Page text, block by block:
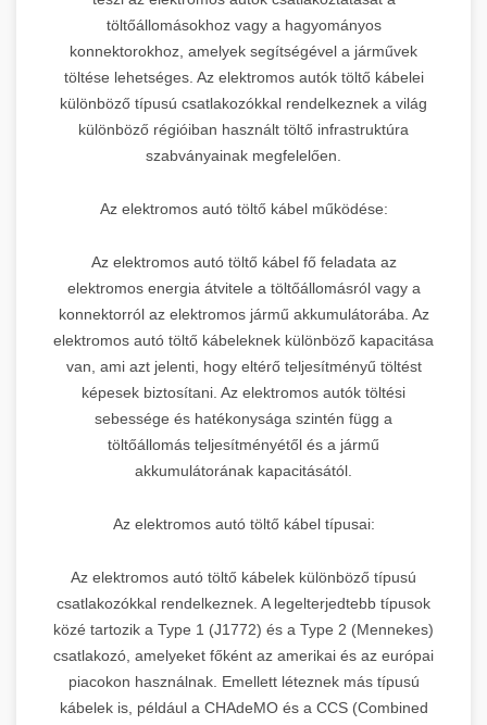
töltőállomásokhoz vagy a hagyományos
konnektorokhoz, amelyek segítségével a járművek
töltése lehetséges. Az elektromos autók töltő kábelei
különböző típusú csatlakozókkal rendelkeznek a világ
különböző régióiban használt töltő infrastruktúra
szabványainak megfelelően.
Az elektromos autó töltő kábel működése:
Az elektromos autó töltő kábel fő feladata az
elektromos energia átvitele a töltőállomásról vagy a
konnektorról az elektromos jármű akkumulátorába. Az
elektromos autó töltő kábeleknek különböző kapacitása
van, ami azt jelenti, hogy eltérő teljesítményű töltést
képesek biztosítani. Az elektromos autók töltési
sebessége és hatékonysága szintén függ a
töltőállomás teljesítményétől és a jármű
akkumulátorának kapacitásától.
Az elektromos autó töltő kábel típusai:
Az elektromos autó töltő kábelek különböző típusú
csatlakozókkal rendelkeznek. A legelterjedtebb típusok
közé tartozik a Type 1 (J1772) és a Type 2 (Mennekes)
csatlakozó, amelyeket főként az amerikai és az európai
piacokon használnak. Emellett léteznek más típusú
kábelek is, például a CHAdeMO és a CCS (Combined